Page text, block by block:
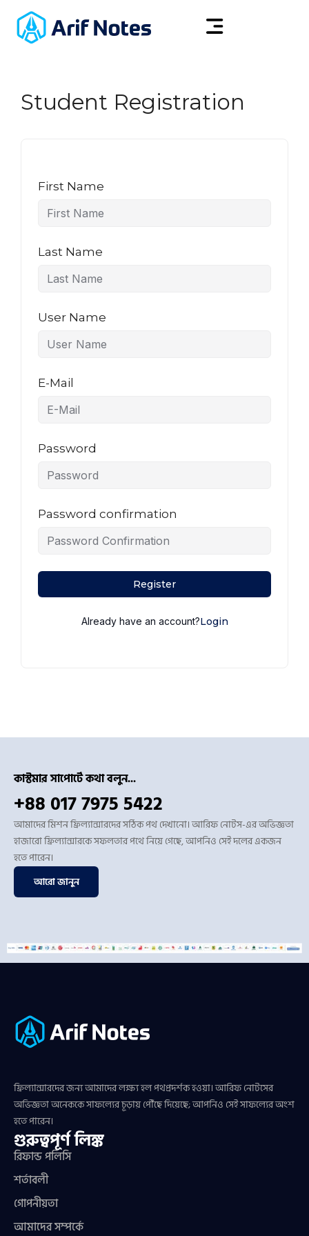
Student Registration
First Name
Last Name
User Name
E-Mail
Password
Password confirmation
Register
Already have an account?Login
কাস্টমার সাপোর্টে কথা বলুন...
+88 017 7975 5422
আমাদের মিশন ফ্রিল্যান্সারদের সঠিক পথ দেখানো। আরিফ নোটস-এর অভিজ্ঞতা
হাজারো ফ্রিল্যান্সারকে সফলতার পথে নিয়ে গেছে, আপনিও সেই দলের একজন
হতে পারেন।
আরো জানুন
ফ্রিল্যান্সারদের জন্য আমাদের লক্ষ্য হল পথপ্রদর্শক হওয়া। আরিফ নোটসের
অভিজ্ঞতা অনেককে সাফল্যের চূড়ায় পৌঁছে দিয়েছে; আপনিও সেই সাফল্যের অংশ
হতে পারেন।
গুরুত্বপূর্ণ লিঙ্ক
রিফান্ড পলিসি
শর্তাবলী
গোপনীয়তা
আমাদের সম্পর্কে